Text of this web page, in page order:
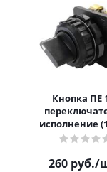
Кнопка ПЕ
исполнение
260 руб./